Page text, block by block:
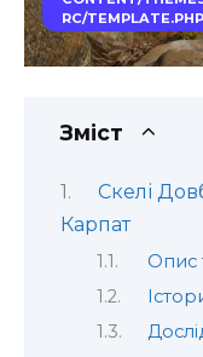
RC/TEMPLATE.PHP
Зміст
Скелі
Карпат
Опис